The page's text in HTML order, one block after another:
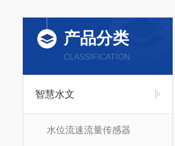
产品分类
CLASSIFICATION
智慧水文
水位流速流量传感器